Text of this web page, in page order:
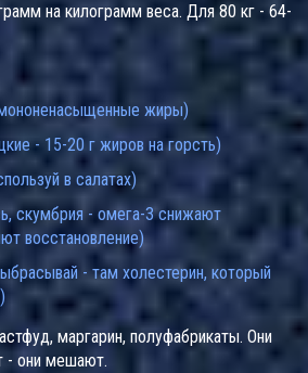
на килограмм веса. Для 80 кг - 64-
жиры)
- 15-20 г жиров на горсть)
в салатах)
скумбрия - омега-3 снижают
восстановление)
- там холестерин, который
маргарин, полуфабрикаты. Они
- они мешают.